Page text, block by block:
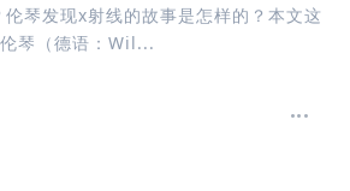
琴发现x射线的故事是怎样的？本文这
琴（德语：Wil...